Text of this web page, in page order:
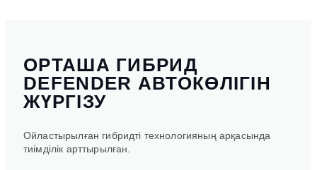
ОРТАША ГИБРИД
DEFENDER АВТОКӨЛІГІН
ЖҮРГІЗУ
Ойластырылған гибридті технологияның арқасында
тиімділік арттырылған.